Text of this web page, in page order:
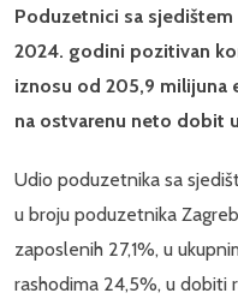
Poduzetnici sa sjedištem
2024. godini pozitivan
iznosu od 205,9 milijuna
na ostvarenu neto dobit
Udio poduzetnika sa
u broju poduzetnika
zaposlenih 27,1%, u
rashodima 24,5%, u dobiti